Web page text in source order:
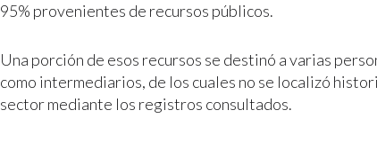
95% provenientes de recursos públicos.
Una porción de esos recursos se destinó a varias
como intermediarios, de los cuales no se localizó
sector mediante los registros consultados.